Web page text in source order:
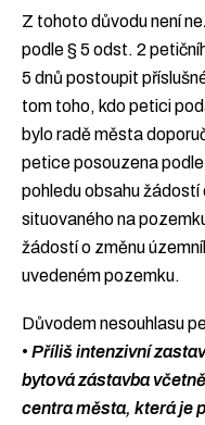
Z tohoto důvodu není
podle § 5 odst. 2
5 dnů postoupit
tom toho, kdo petici
bylo radě města
petice posouzena
pohledu obsahu
situovaného na
žádostí o změnu
uvedeném pozemku.
Důvodem nesouhlasu
• Příliš intenzivní
bytová zástavba
centra města, která je